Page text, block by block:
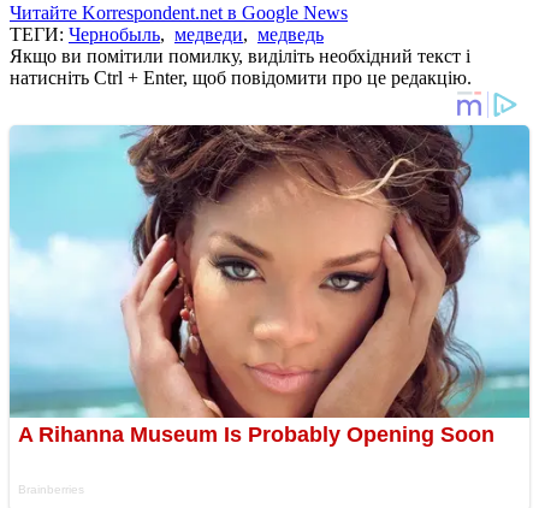
Читайте Korrespondent.net в Google News
ТЕГИ: Чернобыль, медведи, медведь
Якщо ви помітили помилку, виділіть необхідний текст і
натисніть Ctrl + Enter, щоб повідомити про це редакцію.